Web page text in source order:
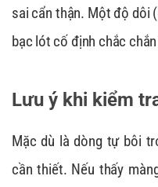
sai cẩn thận. Một độ dôi
bạc lót cố định chắc
Lưu ý khi kiểm
Mặc dù là dòng tự bôi
cần thiết. Nếu thấy